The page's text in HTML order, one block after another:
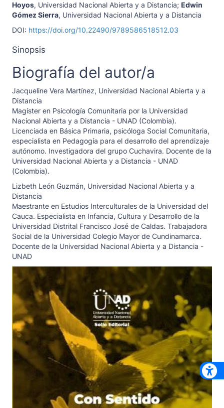
Hoyos, Universidad Nacional Abierta y a Distancia; Edwin
Gómez Sierra, Universidad Nacional Abierta y a Distancia
DOI: https://doi.org/10.22490/9789586518512.03
Sinopsis
Biografía del autor/a
Jacqueline Vera Martínez, Universidad Nacional Abierta y a
Distancia
Magíster en Psicología Comunitaria por la Universidad
Nacional Abierta y a Distancia - UNAD (Colombia).
Licenciada en Básica Primaria, psicóloga Social Comunitaria,
especialista en Pedagogía para el desarrollo del aprendizaje
autónomo. Investigadora del grupo Cuchavira. Docente de la
Universidad Nacional Abierta y a Distancia - UNAD
(Colombia).
Lizbeth León Guzmán, Universidad Nacional Abierta y a
Distancia
Maestrante en Estudios Interculturales de la Universidad del
Cauca. Especialista en Infancia, Cultura y Desarrollo de la
Universidad Distrital Francisco José de Caldas. Trabajadora
Social de la Universidad Colegio Mayor de Cundinamarca.
Docente de la Universidad Nacional Abierta y a Distancia -
UNAD